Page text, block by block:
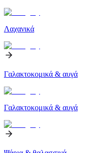
Λαχανικά
Γαλακτοκομικά & αυγά
Γαλακτοκομικά & αυγά